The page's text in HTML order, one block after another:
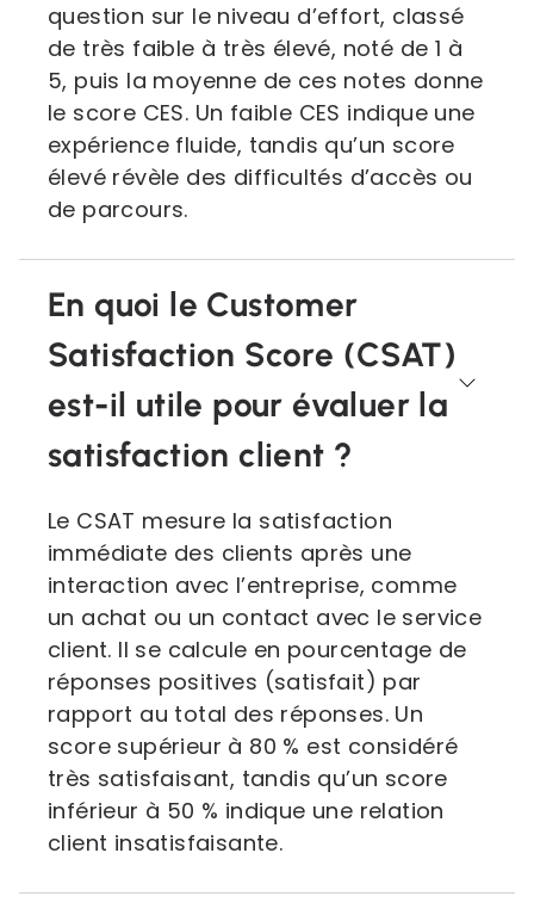
question sur le niveau d’effort, classé
de très faible à très élevé, noté de 1 à
5, puis la moyenne de ces notes donne
le score CES. Un faible CES indique une
expérience fluide, tandis qu’un score
élevé révèle des difficultés d’accès ou
de parcours.
En quoi le Customer
Satisfaction Score (CSAT)
est-il utile pour évaluer la
satisfaction client ?
Le CSAT mesure la satisfaction
immédiate des clients après une
interaction avec l’entreprise, comme
un achat ou un contact avec le service
client. Il se calcule en pourcentage de
réponses positives (satisfait) par
rapport au total des réponses. Un
score supérieur à 80 % est considéré
très satisfaisant, tandis qu’un score
inférieur à 50 % indique une relation
client insatisfaisante.